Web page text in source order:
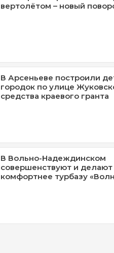
вертолётом – новый
В Арсеньеве построили
городок по улице
средства краевого гранта
В Вольно-Надеждинском
совершенствуют и делают
комфортнее турбазу